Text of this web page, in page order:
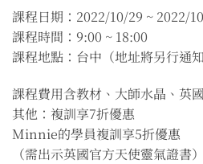
課程日期：2022/10/29 ~ 2022/
課程時間：9:00 ~ 18:00
課程地點：台中（地址將另行通知
課程費用含教材、大師水晶、英
其他：複訓享7折優惠
Minnie的學員複訓享5折優惠
（需出示英國官方天使靈氣證書）